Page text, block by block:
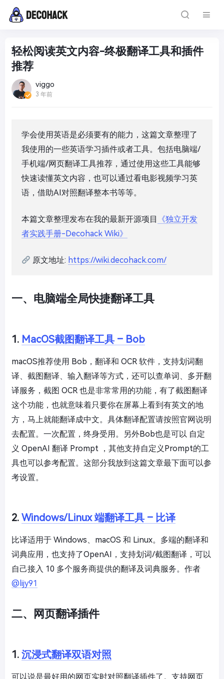
轻松阅读英文内容-终极翻译工具和插件
推荐
viggo
3 年前
学会使用英语是必须要有的能力，这篇文章整理了
我使用的一些英语学习插件或者工具。包括电脑端/
手机端/网页翻译工具推荐，通过使用这些工具能够
快速读懂英文内容，也可以通过看电影视频学习英
语，借助AI对照翻译整本书等等。
本篇文章整理发布在我的最新开源项目
《独立开发
者实践手册-Decohack Wiki》
原文地址: https://wiki.decohack.com/
一、电脑端全局快捷翻译工具
1. MacOS截图翻译工具 – Bob
macOS推荐使用 Bob，翻译和 OCR 软件，支持划词翻
译、截图翻译、输入翻译等方式，还可以查单词、多开翻
译服务，截图 OCR 也是非常常用的功能，有了截图翻译
这个功能，也就意味着只要你在屏幕上看到有英文的地
方，马上就能翻译成中文。具体翻译配置请按照官网说明
去配置。一次配置，终身受用。另外Bob也是可以 自定
义 OpenAI 翻译 Prompt ，其他支持自定义Prompt的工
具也可以参考配置。这部分我放到这篇文章最下面可以参
考设置。
2. Windows/Linux 端翻译工具 – 比译
比译适用于 Windows、macOS 和 Linux。多端的翻译和
词典应用，也支持了OpenAI，支持划词/截图翻译，可以
自己接入 10 多个服务商提供的翻译及词典服务。作者
@lijy91
二、网页翻译插件
1. 沉浸式翻译双语对照
可以说是最好用的网页实时对照翻译插件了。支持网页